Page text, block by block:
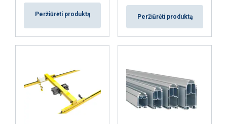
Peržiūrėti produktą Peržiūrėti produktą